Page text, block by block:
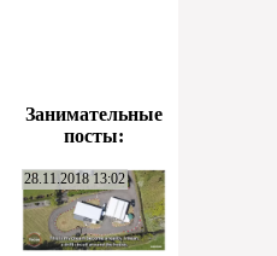
Занимательные
посты:
28.11.2018 13:02